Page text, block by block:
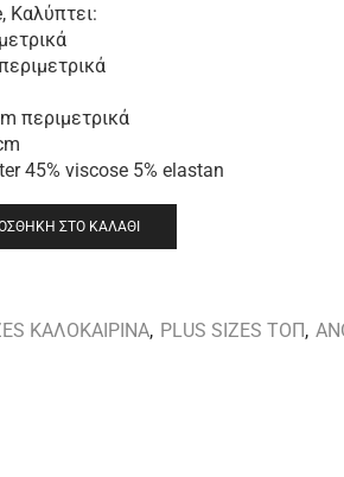
Καλύπτει:
περιμετρικά
45% viscose 5% elastan
ΣΤΟ ΚΑΛΆΘΙ
ΚΑΛΟΚΑΙΡΙΝΑ, PLUS SIZES ΤΟΠ,